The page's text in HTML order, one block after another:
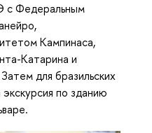
с Федеральным
Кампинаса,
Катарина и
для бразильских
по зданию